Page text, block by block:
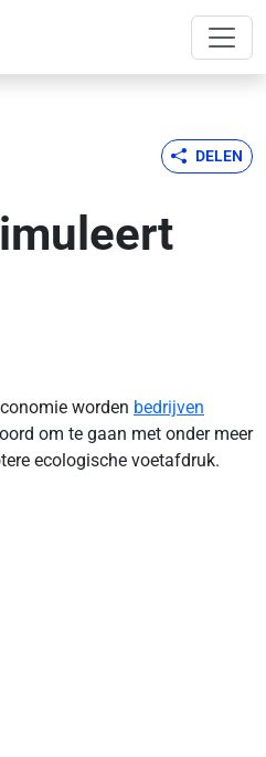
DELEN
worden bedrijven
om te gaan met onder meer
ecologische voetafdruk.